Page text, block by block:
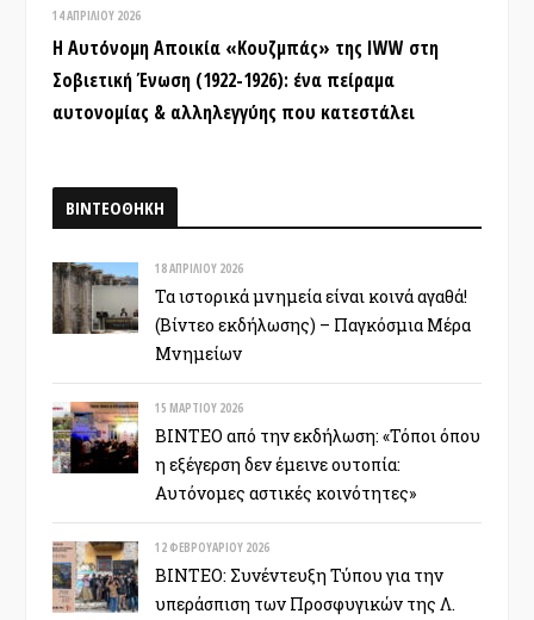
14 ΑΠΡΙΛΊΟΥ 2026
Η Αυτόνομη Αποικία «Κουζμπάς» της IWW στη
Σοβιετική Ένωση (1922-1926): ένα πείραμα
αυτονομίας & αλληλεγγύης που κατεστάλει
ΒΙΝΤΕΟΘΗΚΗ
18 ΑΠΡΙΛΊΟΥ 2026
Τα ιστορικά μνημεία είναι κοινά αγαθά!
(Βίντεο εκδήλωσης) – Παγκόσμια Μέρα
Μνημείων
15 ΜΑΡΤΊΟΥ 2026
ΒΙΝΤΕΟ από την εκδήλωση: «Τόποι όπου
η εξέγερση δεν έμεινε ουτοπία:
Αυτόνομες αστικές κοινότητες»
12 ΦΕΒΡΟΥΑΡΊΟΥ 2026
ΒΙΝΤΕΟ: Συνέντευξη Τύπου για την
υπεράσπιση των Προσφυγικών της Λ.